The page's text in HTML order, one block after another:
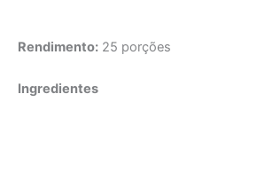
Rendimento: 25 porções
Ingredientes